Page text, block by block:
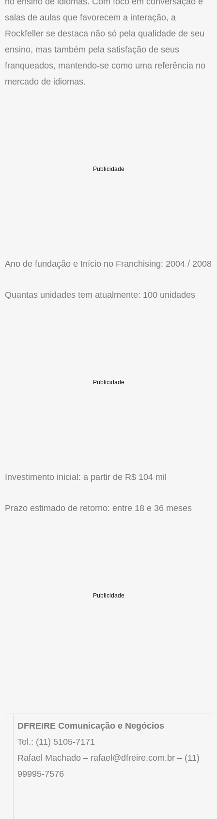
salas de aulas que favorecem a interação, a
Rockfeller se destaca não só pela qualidade de seu
ensino, mas também pela satisfação de seus
franqueados, mantendo-se como uma referência no
mercado de idiomas.
Ano de fundação e Início no Franchising: 2004 / 2008
Quantas unidades tem atualmente: 100 unidades
Investimento inicial: a partir de R$ 104 mil
Prazo estimado de retorno: entre 18 e 36 meses
DFREIRE Comunicação e Negócios
Tel.: (11) 5105-7171
Rafael Machado – rafael@dfreire.com.br – (11)
99995-7576